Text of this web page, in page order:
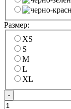
Размер:
XS
S
M
L
XL
-